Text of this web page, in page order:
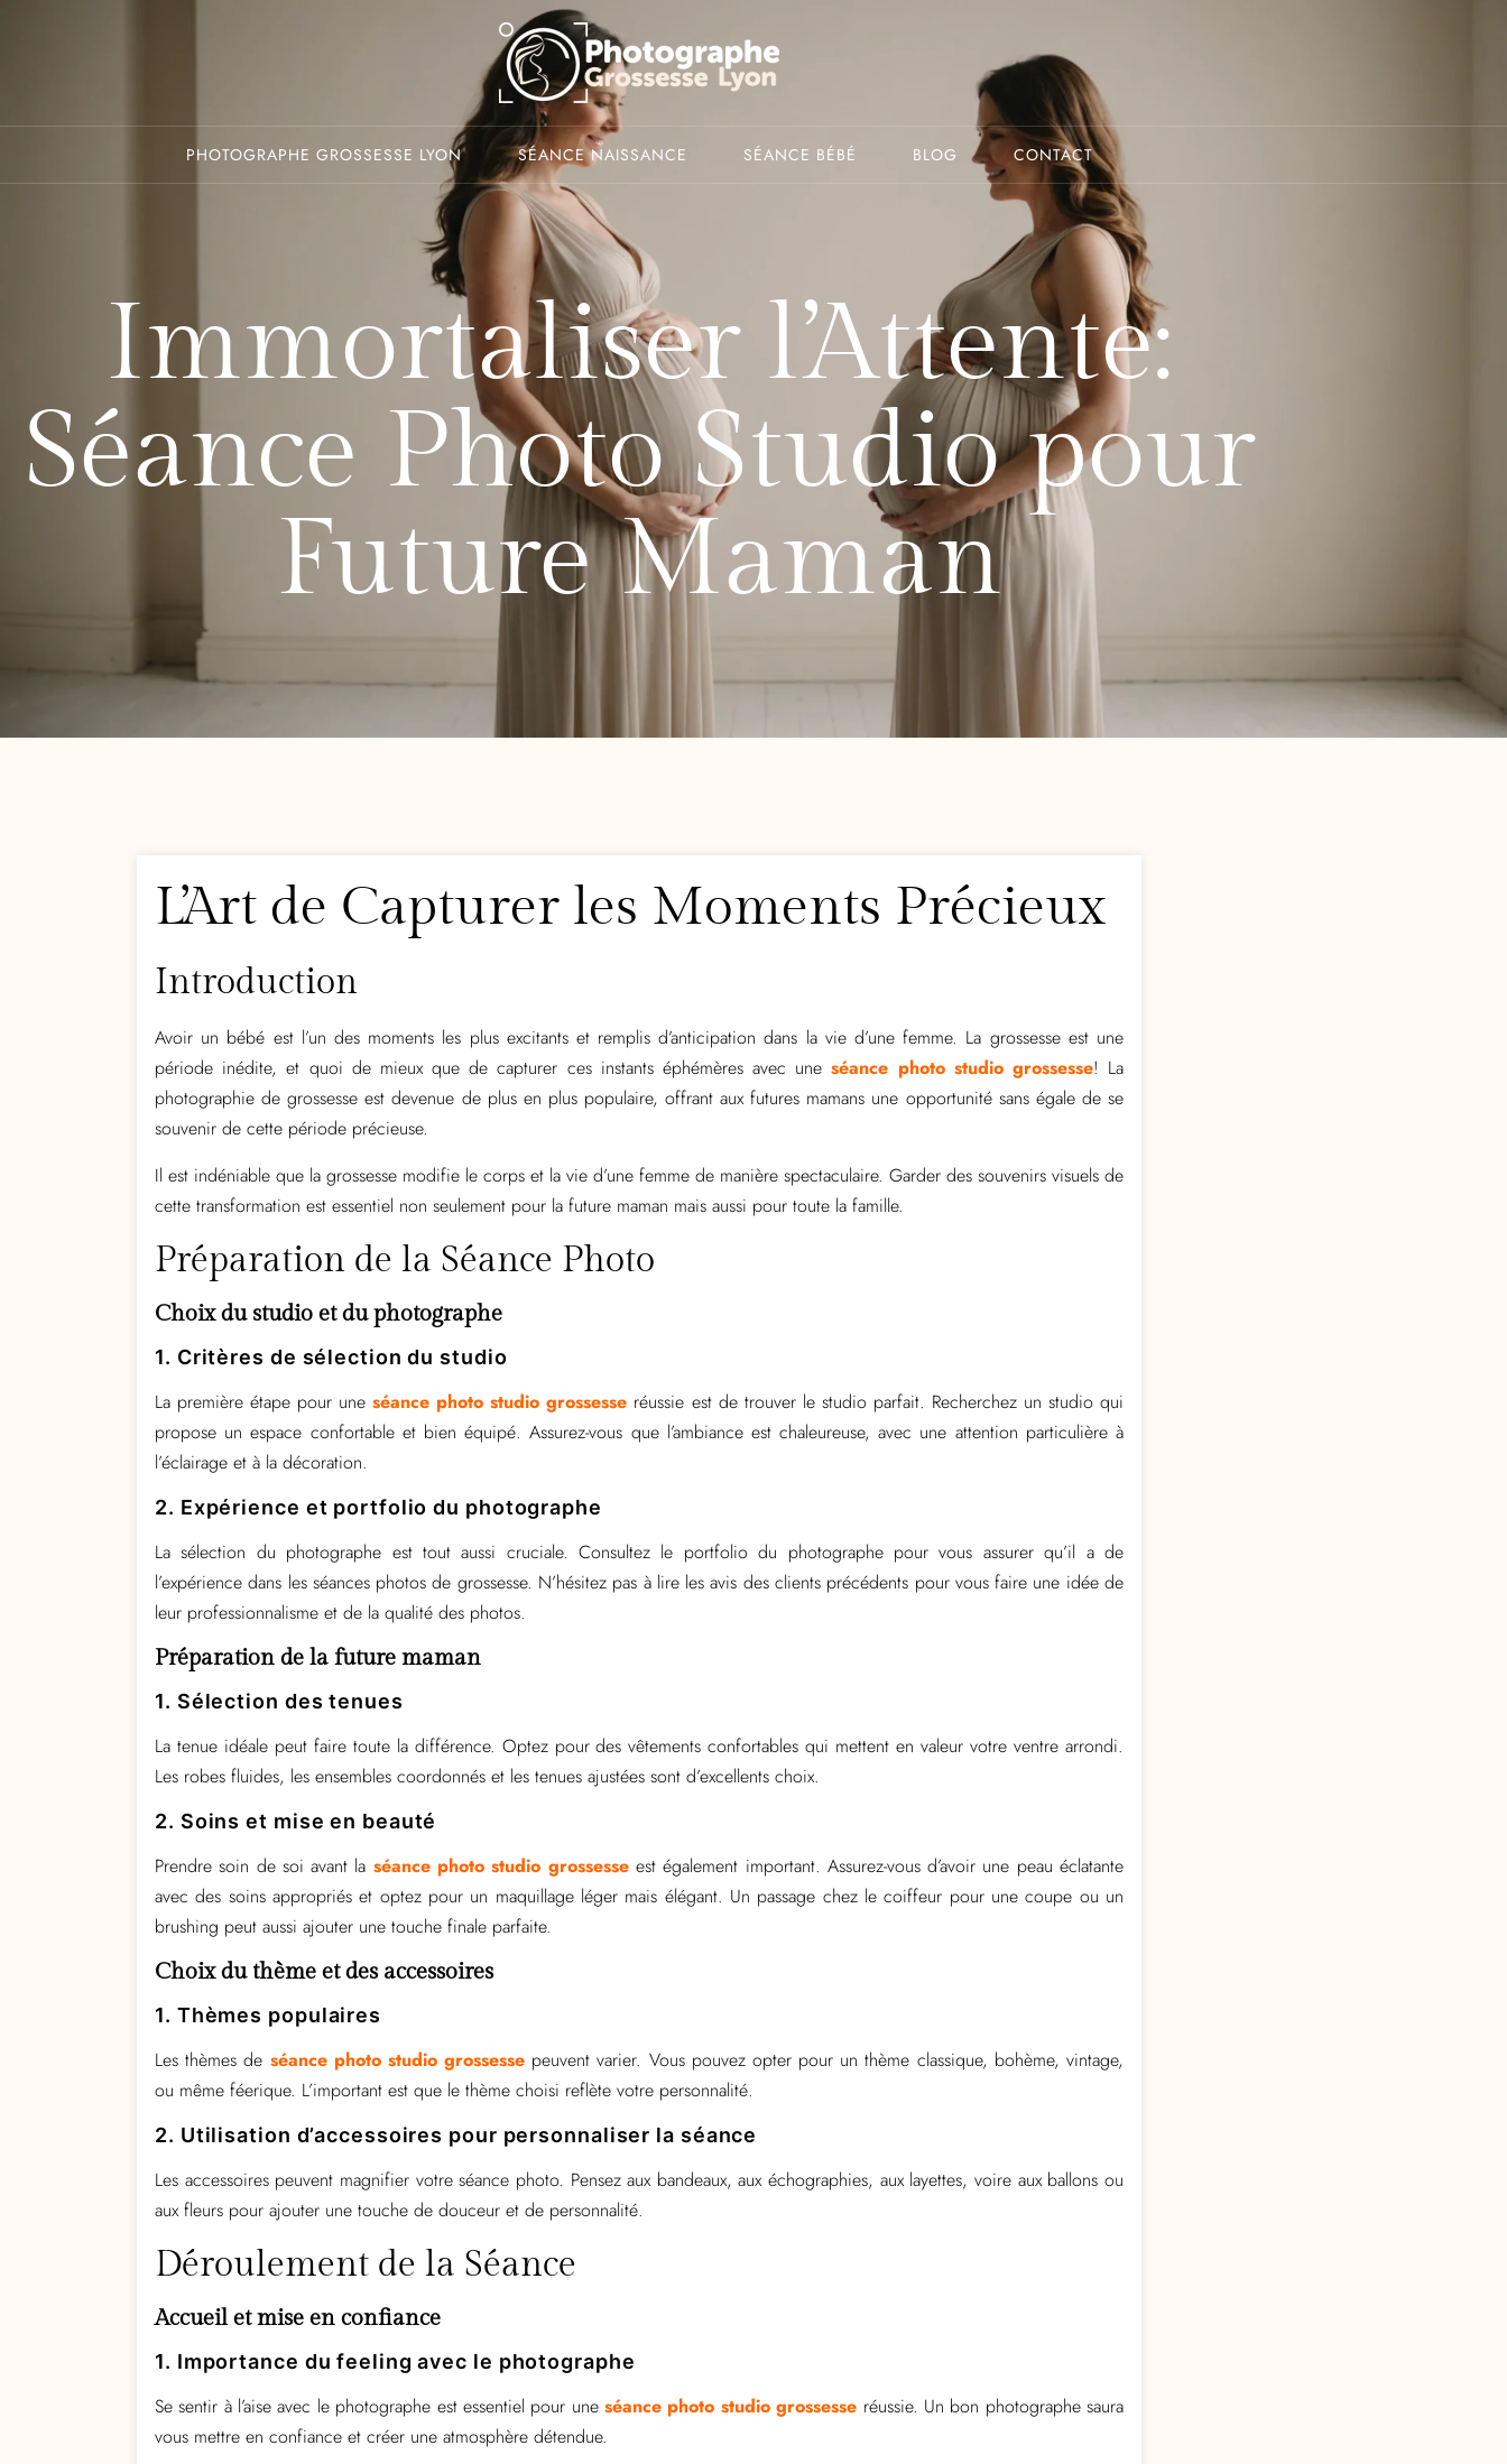
PHOTOGRAPHE GROSSESSE LYON SÉANCE NAISSANCE SÉANCE BÉBÉ BLOG CONTACT
Immortaliser l’Attente:
Séance Photo Studio pour
Future Maman
L’Art de Capturer les Moments Précieux
Introduction
Avoir un bébé est l’un des moments les plus excitants et remplis d’anticipation dans la vie d’une femme. La grossesse est une
période inédite, et quoi de mieux que de capturer ces instants éphémères avec uneséance photo studio grossesse! La
photographie de grossesse est devenue de plus en plus populaire, offrant aux futures mamans une opportunité sans égale de se
souvenir de cette période précieuse.
Il est indéniable que la grossesse modifie le corps et la vie d’une femme de manière spectaculaire. Garder des souvenirs visuels de
cette transformation est essentiel non seulement pour la future maman mais aussi pour toute la famille.
Préparation de la Séance Photo
Choix du studio et du photographe
1. Critères de sélection du studio
La première étape pour uneséance photo studio grossesse réussie est de trouver le studio parfait. Recherchez un studio qui
propose un espace confortable et bien équipé. Assurez-vous que l’ambiance est chaleureuse, avec une attention particulière à
l’éclairage et à la décoration.
2. Expérience et portfolio du photographe
La sélection du photographe est tout aussi cruciale. Consultez le portfolio du photographe pour vous assurer qu’il a de
l’expérience dans les séances photos de grossesse. N’hésitez pas à lire les avis des clients précédents pour vous faire une idée de
leur professionnalisme et de la qualité des photos.
Préparation de la future maman
1. Sélection des tenues
La tenue idéale peut faire toute la différence. Optez pour des vêtements confortables qui mettent en valeur votre ventre arrondi.
Les robes fluides, les ensembles coordonnés et les tenues ajustées sont d’excellents choix.
2. Soins et mise en beauté
Prendre soin de soi avant la séance photo studio grossesseest également important. Assurez-vous d’avoir une peau éclatante
avec des soins appropriés et optez pour un maquillage léger mais élégant. Un passage chez le coiffeur pour une coupe ou un
brushing peut aussi ajouter une touche finale parfaite.
Choix du thème et des accessoires
1. Thèmes populaires
Les thèmes de séance photo studio grossesse peuvent varier. Vous pouvez opter pour un thème classique, bohème, vintage,
ou même féerique. L’important est que le thème choisi reflète votre personnalité.
2. Utilisation d’accessoires pour personnaliser la séance
Les accessoires peuvent magnifier votre séance photo. Pensez aux bandeaux, aux échographies, aux layettes, voire aux ballons ou
aux fleurs pour ajouter une touche de douceur et de personnalité.
Déroulement de la Séance
Accueil et mise en confiance
1. Importance du feeling avec le photographe
Se sentir à l’aise avec le photographe est essentiel pour uneséance photo studio grossesse réussie. Un bon photographe saura
vous mettre en confiance et créer une atmosphère détendue.